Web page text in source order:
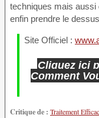
techniques mais aussi
enfin prendre le
Site Officiel :
Cliquez ici
Comment
Critique de : Traitement